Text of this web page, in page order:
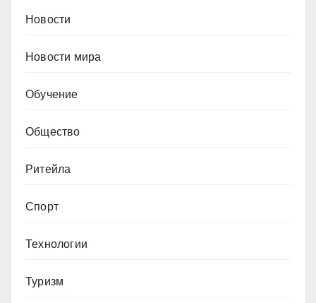
Новости
Новости мира
Обучение
Общество
Ритейла
Спорт
Технологии
Туризм